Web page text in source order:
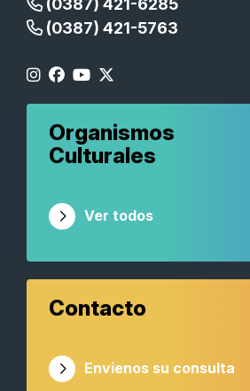
(0387) 421-6285
(0387) 421-5763
Organismos
Culturales
Ver todos
Contacto
Envienos su consulta